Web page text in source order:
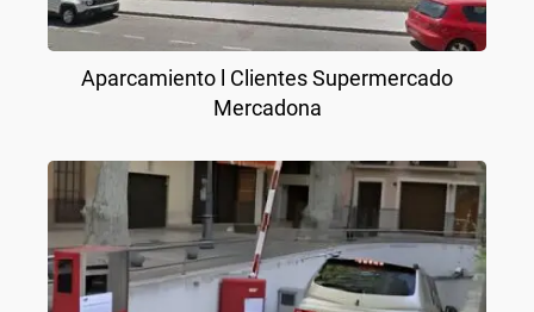
Aparcamiento l Clientes Supermercado
Mercadona